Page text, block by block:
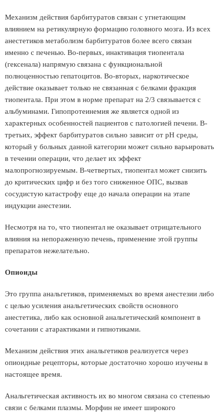
Механизм действия барбитуратов связан с угнетающим
влиянием на ретикулярную формацию головного мозга. Из всех
анестетиков метаболизм барбитуратов более всего связан
именно с печенью. Во-первых, инактивация тиопентала
(гексенала) напрямую связана с функциональной
полноценностью гепатоцитов. Во-вторых, наркотическое
действие оказывает только не связанная с белками фракция
тиопентала. При этом в норме препарат на 2/3 связывается с
альбуминами. Гипопротеинемия же является одной из
характерных особенностей пациентов с патологией печени. В-
третьих, эффект барбитуратов сильно зависит от рН среды,
который у больных данной категории может сильно варьировать
в течении операции, что делает их эффект
малопрогнозируемым. В-четвертых, тиопентал может снизить
до критических цифр и без того сниженное ОПС, вызвав
сосудистую катастрофу еще до начала операции на этапе
индукции анестезии.
Несмотря на то, что тиопентал не оказывает отрицательного
влияния на непораженную печень, применение этой группы
препаратов нежелательно.
Опиоиды
Это группа анальгетиков, применяемых во время анестезии либо
с целью усиления анальгетических свойств основного
анестетика, либо как основной анальгетический компонент в
сочетании с атарактиками и гипнотиками.
Механизм действия этих анальгетиков реализуется через
опиоидные рецепторы, которые достаточно хорошо изучены в
настоящее время.
Анальгетическая активность их во многом связана со степенью
связи с белками плазмы. Морфин не имеет широкого